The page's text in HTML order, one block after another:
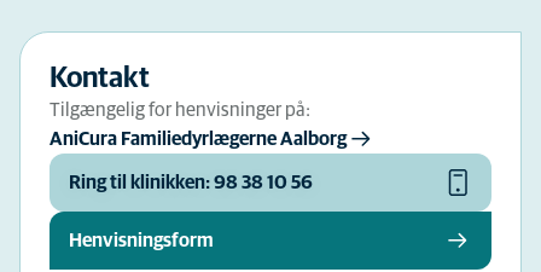
Kontakt
Tilgængelig for henvisninger på:
AniCura Familiedyrlægerne Aalborg
Ring til klinikken: 98 38 10 56
Henvisningsform